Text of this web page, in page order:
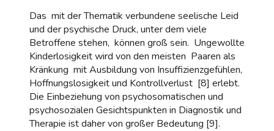
Das mit der Thematik verbundene seelische Leid
und der psychische Druck, unter dem viele
Betroffene stehen, können groß sein. Ungewollte
Kinderlosigkeit wird von den meisten Paaren als
Kränkung mit Ausbildung von Insuffizienzgefühlen,
Hoffnungslosigkeit und Kontrollverlust [8] erlebt.
Die Einbeziehung von psychosomatischen und
psychosozialen Gesichtspunkten in Diagnostik und
Therapie ist daher von großer Bedeutung [9].